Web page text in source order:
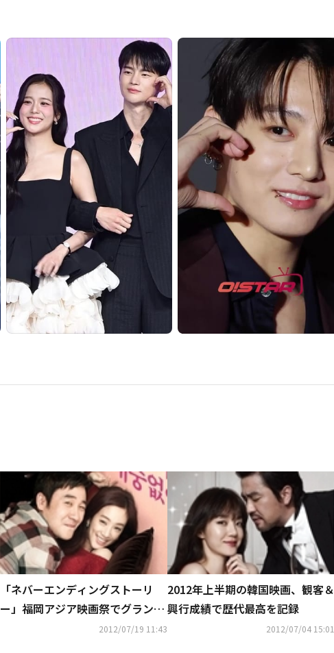
「ネバーエンディングストーリ
ー」福岡アジア映画祭でグランプ
2012/07/19 11:43
2012年上半期の韓国映画、観客＆
興行成績で歴代最高を記録
2012/07/04 15:01